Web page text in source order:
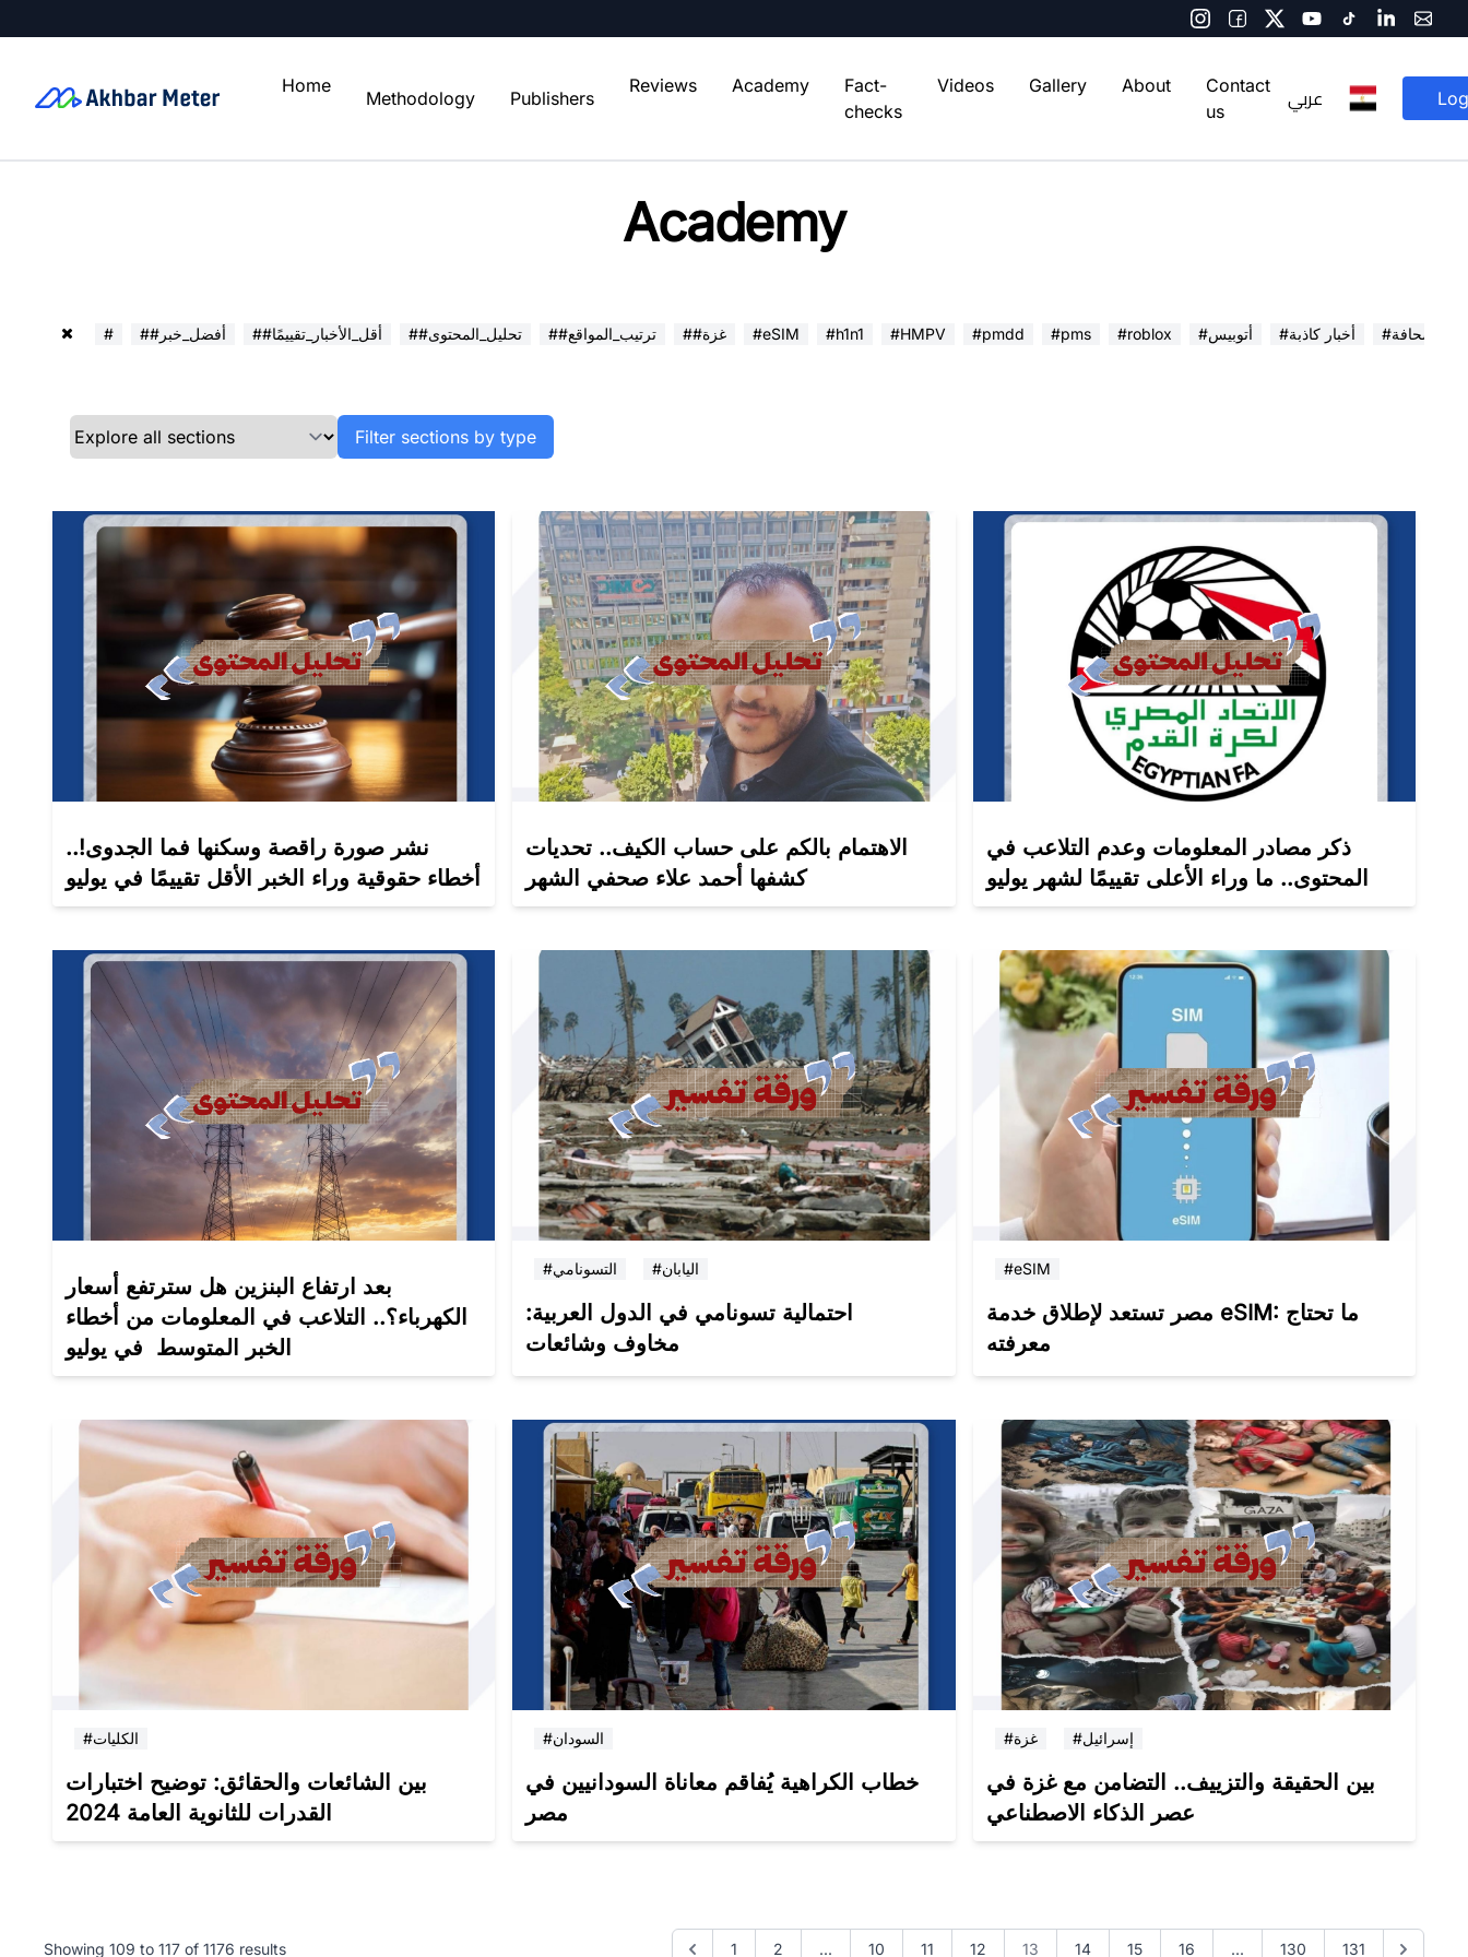
Home
Methodology Publishers
Reviews Academy
Fact-
checks
Videos Gallery About
Contact
us
عربي
Academy
# ##أفضل_خبر ##أقل_الأخبار_تقييمًا ##تحليل_المحتوى ##ترتيب_المواقع ##غزة #eSIM #h1n1 #HMPV #pmdd #pms #roblox #أتوبيس #أخبار كاذبة في الصحافة
Filter sections by type
نشر صورة راقصة وسكنها فما الجدوى!..
أخطاء حقوقية وراء الخبر الأقل تقييمًا في يوليو
الاهتمام بالكم على حساب الكيف.. تحديات
كشفها أحمد علاء صحفي الشهر
ذكر مصادر المعلومات وعدم التلاعب في
المحتوى.. ما وراء الأعلى تقييمًا لشهر يوليو
بعد ارتفاع البنزين هل سترتفع أسعار
الكهرباء؟.. التلاعب في المعلومات من أخطاء
الخبر المتوسط في يوليو
#التسونامي #اليابان
احتمالية تسونامي في الدول العربية:
مخاوف وشائعات
#eSIM
مصر تستعد لإطلاق خدمة eSIM: ما تحتاج
معرفته
#الكليات
بين الشائعات والحقائق: توضيح اختبارات
القدرات للثانوية العامة 2024
#السودان
خطاب الكراهية يُفاقم معاناة السودانيين في
مصر
#غزة #إسرائيل
بين الحقيقة والتزييف.. التضامن مع غزة في
عصر الذكاء الاصطناعي
Showing 109 to 117 of 1176 results 1 2 ... 10 11 12 13 14 15 16 ... 130 131